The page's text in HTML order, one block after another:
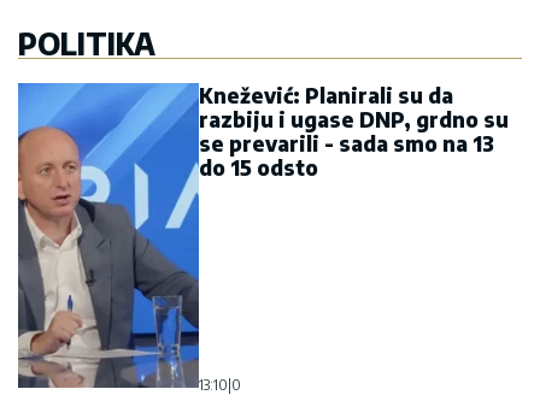
POLITIKA
Knežević: Planirali su da
razbiju i ugase DNP, grdno su
se prevarili - sada smo na 13
do 15 odsto
13:10 0